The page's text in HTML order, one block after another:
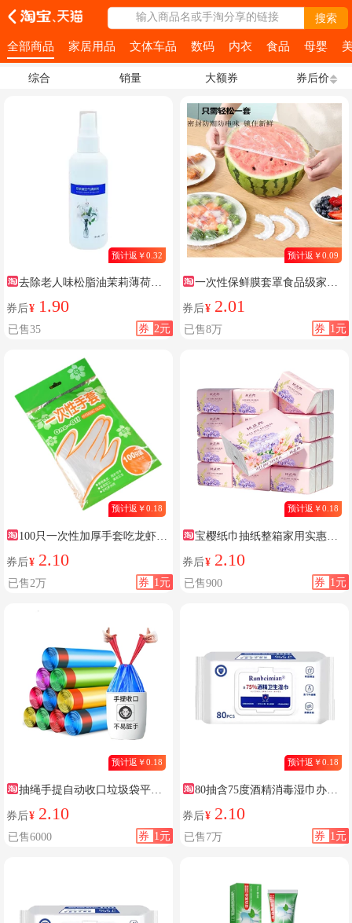
输入商品名或手淘分享的链接 搜索
全部商品 家居用品 文体车品 数码 内衣 食品 母婴
综合 销量 大额券 券后价
预计返￥0.32
去除老人味松脂油茉莉薄荷喷
雾
券后¥ 1.90
券 2元
已售35
预计返￥0.09
一次性保鲜膜套罩食品级家用
保鲜袋专用带松紧口浴帽式套碗
券后¥ 2.01
券 1元
已售8万
预计返￥0.18
100只一次性加厚手套吃龙虾家
用
券后¥ 2.10
券 1元
已售2万
预计返￥0.18
宝樱纸巾抽纸整箱家用实惠餐
巾纸卫生纸厕纸面巾纸抽擦手
券后¥ 2.10
券 1元
已售900
预计返￥0.18
抽绳手提自动收口垃圾袋平口
加厚
券后¥ 2.10
券 1元
已售6000
预计返￥0.18
80抽含75度酒精消毒湿巾办公
家用
券后¥ 2.10
券 1元
已售7万